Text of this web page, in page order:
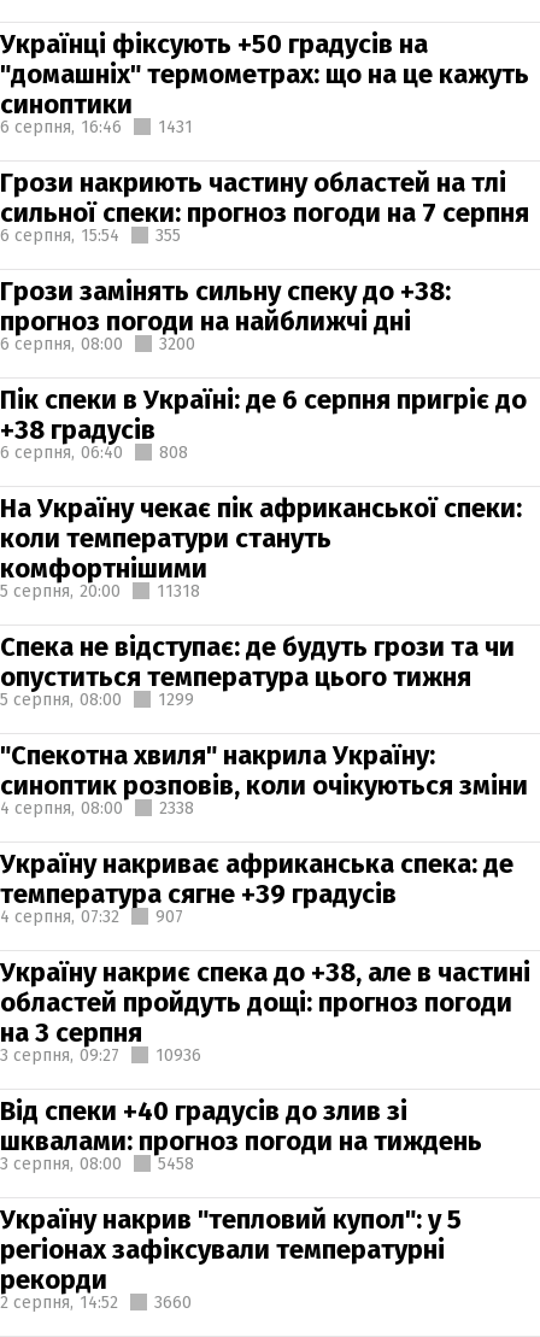
Українці фіксують +50 градусів на
"домашніх" термометрах: що на це кажуть
синоптики
6 серпня, 16:46 1431
Грози накриють частину областей на тлі
сильної спеки: прогноз погоди на 7 серпня
6 серпня, 15:54 355
Грози замінять сильну спеку до +38:
прогноз погоди на найближчі дні
6 серпня, 08:00 3200
Пік спеки в Україні: де 6 серпня пригріє до
+38 градусів
6 серпня, 06:40 808
На Україну чекає пік африканської спеки:
коли температури стануть
комфортнішими
5 серпня, 20:00 11318
Спека не відступає: де будуть грози та чи
опуститься температура цього тижня
5 серпня, 08:00 1299
"Спекотна хвиля" накрила Україну:
синоптик розповів, коли очікуються зміни
4 серпня, 08:00 2338
Україну накриває африканська спека: де
температура сягне +39 градусів
4 серпня, 07:32 907
Україну накриє спека до +38, але в частині
областей пройдуть дощі: прогноз погоди
на 3 серпня
3 серпня, 09:27 10936
Від спеки +40 градусів до злив зі
шквалами: прогноз погоди на тиждень
3 серпня, 08:00 5458
Україну накрив "тепловий купол": у 5
регіонах зафіксували температурні
рекорди
2 серпня, 14:52 3660